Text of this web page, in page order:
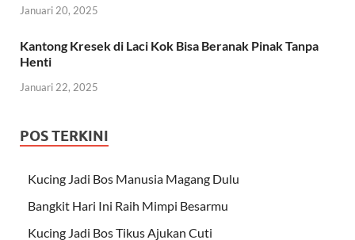
Januari 20, 2025
Kantong Kresek di Laci Kok Bisa Beranak Pinak Tanpa
Henti
Januari 22, 2025
POS TERKINI
Kucing Jadi Bos Manusia Magang Dulu
Bangkit Hari Ini Raih Mimpi Besarmu
Kucing Jadi Bos Tikus Ajukan Cuti